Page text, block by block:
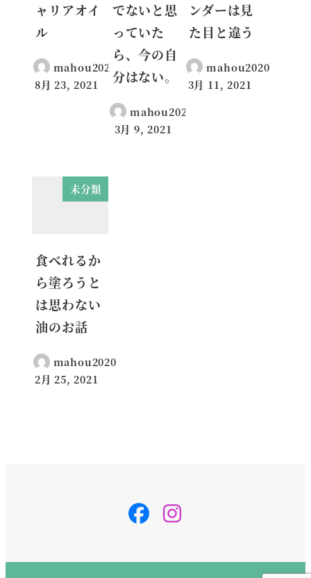
ャリアオイ
ル
mahou2020
投稿日
8月 23, 2021
でないと思
っていた
ら、今の自
分はない。
mahou2020
投稿日
3月 9, 2021
ンダーは見
た目と違う
mahou2020
投稿日
3月 11, 2021
未分類
食べれるか
ら塗ろうと
は思わない
油のお話
mahou2020
投稿日
2月 25, 2021
svg-
inline
–
14 14